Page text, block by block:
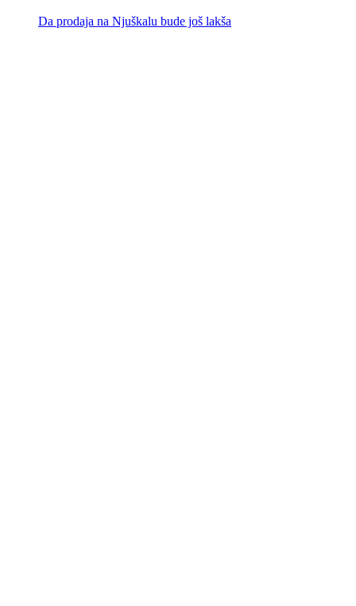
Da prodaja na Njuškalu bude još lakša